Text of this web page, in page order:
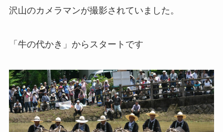
沢山のカメラマンが撮影されていました。
「牛の代かき」からスタートです